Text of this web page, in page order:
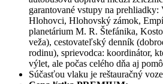
garantované vstupy na
Hlohovci, Hlohovský zámok,
planetárium M. R. Štefánika,
veža), cestovateľský denník
rodinu), sprievodca: koordinátor,
výlet, ale počas celého dňa aj
Súčasťou vlaku je reštauračný